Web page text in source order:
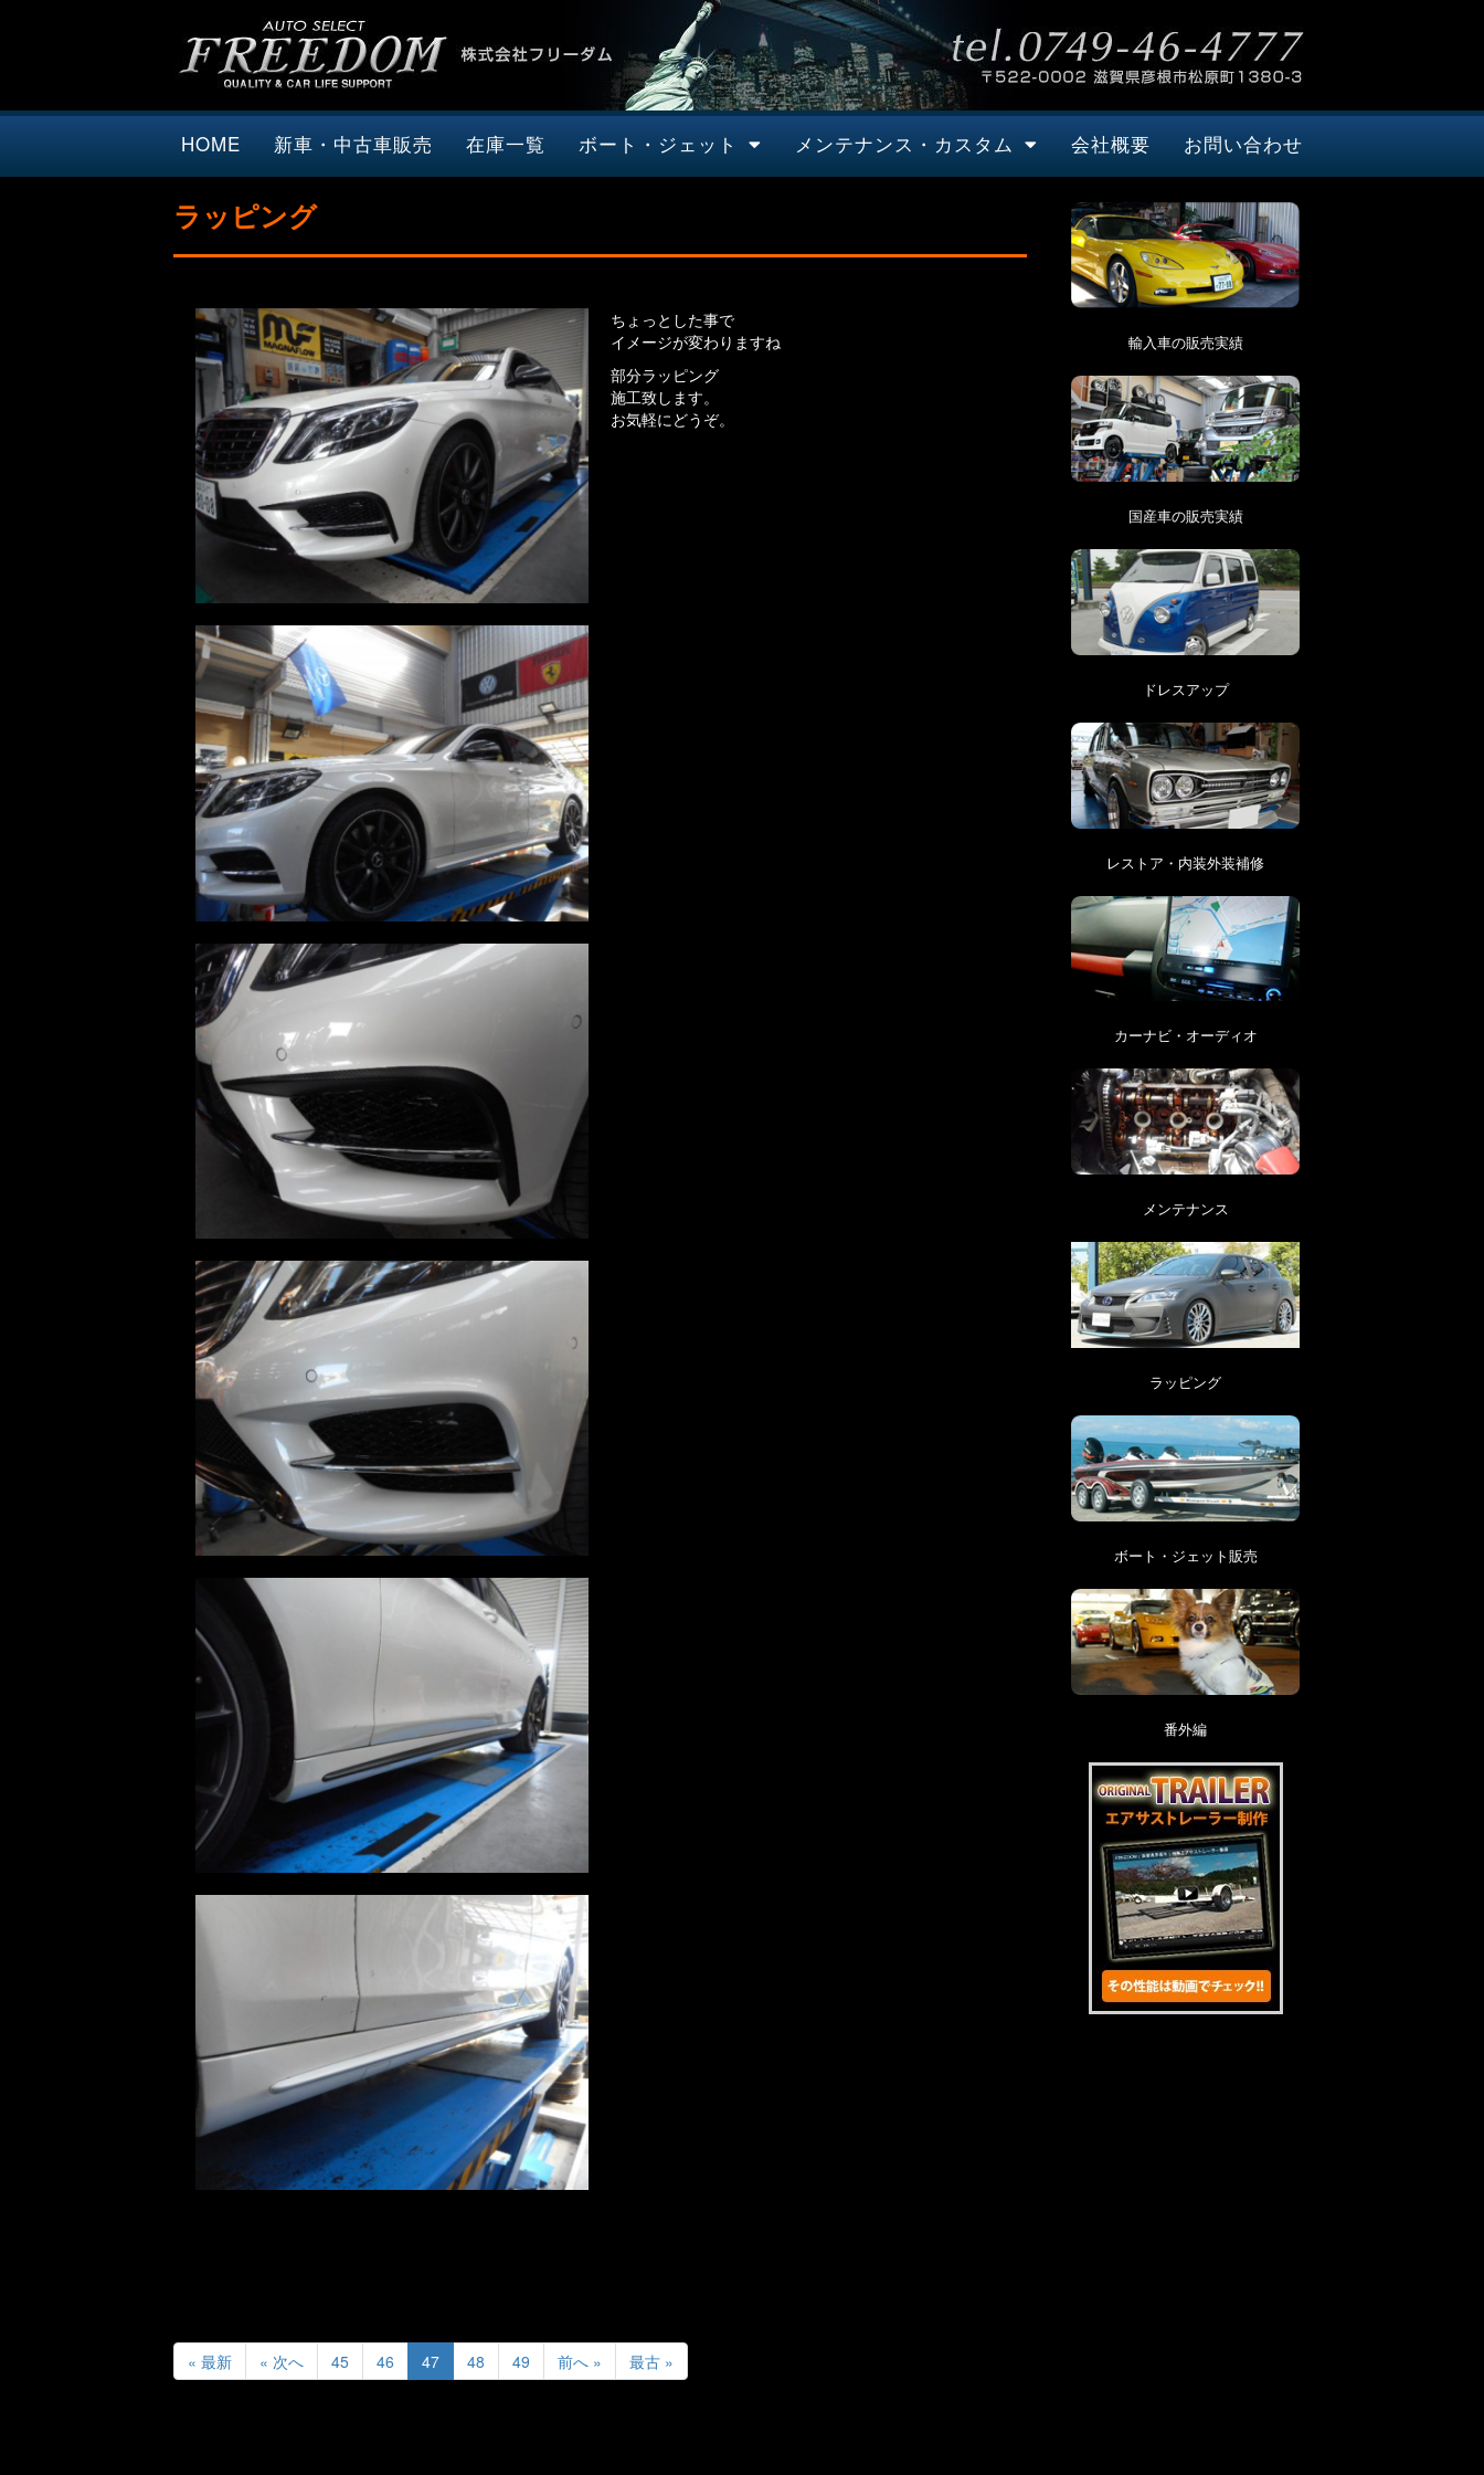
HOME 新車・中古車販売 在庫一覧 ボート・ジェット メンテナンス・カスタム 会社概要 お問い合わせ
ラッピング
ちょっとした事で
イメージが変わりますね
部分ラッピング
施工致します。
お気軽にどうぞ。
« 最新 « 次へ 45 46 47 48 49 前へ » 最古 »
輸入車の販売実績
国産車の販売実績
ドレスアップ
レストア・内装外装補修
カーナビ・オーディオ
メンテナンス
ラッピング
ボート・ジェット販売
番外編